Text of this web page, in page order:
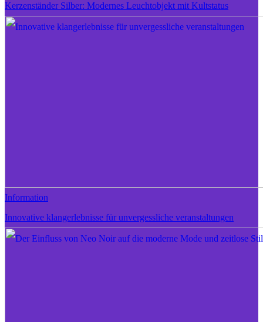
Kerzenständer Silber: Modernes Leuchtobjekt mit Kultstatus
Information
Innovative klangerlebnisse für unvergessliche veranstaltungen